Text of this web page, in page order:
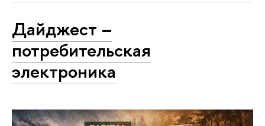
Дайджест –
потребительская
электроника